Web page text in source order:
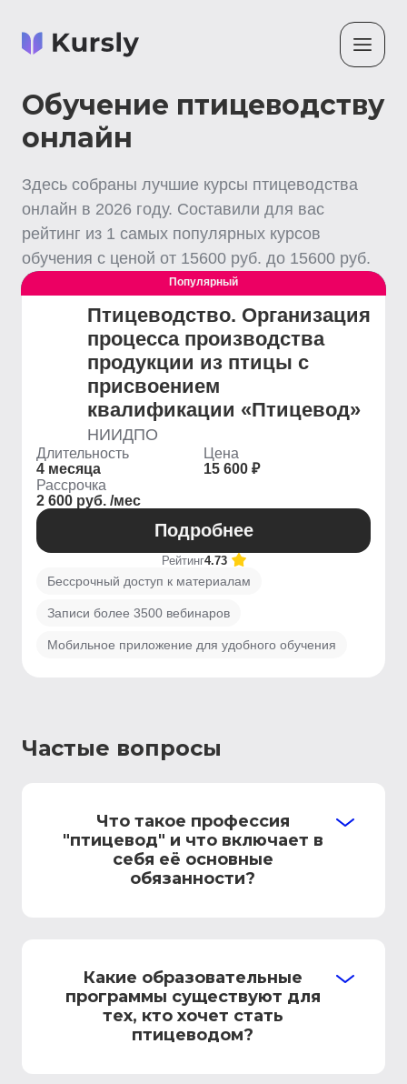
Обучение птицеводству
онлайн
Здесь собраны лучшие курсы птицеводства
онлайн в 2026 году. Составили для вас
рейтинг из 1 самых популярных курсов
обучения с ценой от 15600 руб. до 15600 руб.
Выгодный
Популярный
Птицеводство. Организация
процесса производства
продукции из птицы с
присвоением
квалификации «Птицевод»
НИИДПО
Длительность
4 месяца
Цена
15 600 ₽
Рассрочка
2 600 руб. /мес
Подробнее
Рейтинг4.73
Бессрочный доступ к материалам
Записи более 3500 вебинаров
Мобильное приложение для удобного обучения
Частые вопросы
Что такое профессия
"птицевод" и что включает в
себя её основные
обязанности?
Какие образовательные
программы существуют для
тех, кто хочет стать
птицеводом?